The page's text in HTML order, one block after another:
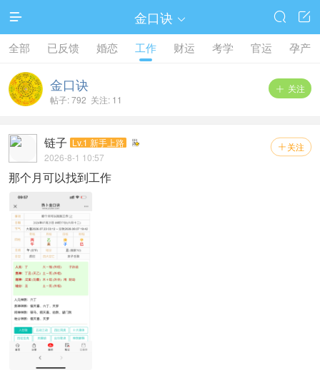
 金口诀  

全部 已反馈 婚恋 工作 财运 考学 官运 孕产
 关注
金口诀
帖子: 792 关注: 11
 关注
链子 Lv.1 新手上路
2026-8-1 10:57
那个月可以找到工作